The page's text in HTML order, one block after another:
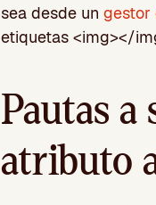
sea desde un gestor
etiquetas <img></
Pautas
atributo